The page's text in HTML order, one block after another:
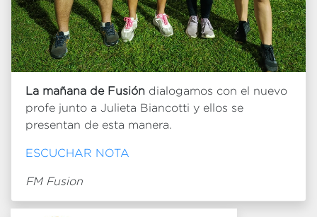
La mañana de Fusión dialogamos con el nuevo
profe junto a Julieta Biancotti y ellos se
presentan de esta manera.
ESCUCHAR NOTA
FM Fusion